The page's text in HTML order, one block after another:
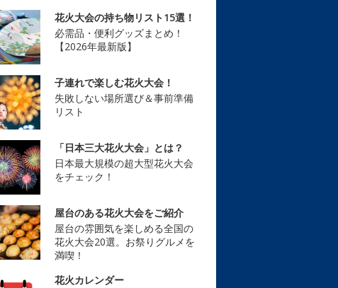
花火大会の持ち物リスト15選！
必需品・便利グッズまとめ！
【2026年最新版】
子連れで楽しむ花火大会！
失敗しない場所選び＆事前準備
リスト
「日本三大花火大会」とは？
日本最大規模の超大型花火大会
をチェック！
屋台のある花火大会をご紹介
屋台の雰囲気を楽しめる全国の
花火大会20選。お祭りグルメを
満喫！
花火カレンダー